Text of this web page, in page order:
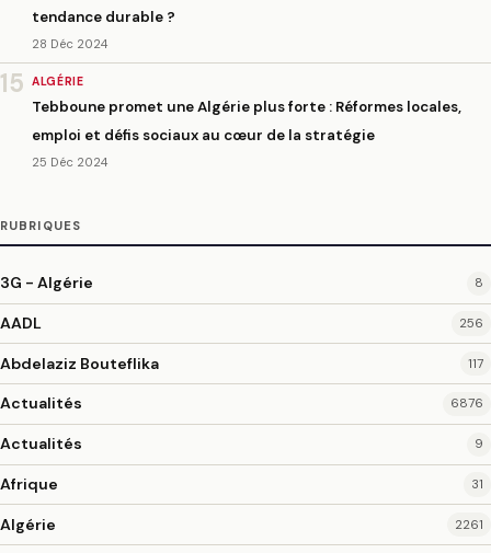
tendance durable ?
28 Déc 2024
15 ALGÉRIE
Tebboune promet une Algérie plus forte : Réformes locales,
emploi et défis sociaux au cœur de la stratégie
25 Déc 2024
RUBRIQUES
3G - Algérie 8
AADL 256
Abdelaziz Bouteflika 117
Actualités 6876
Actualités 9
Afrique 31
Algérie 2261